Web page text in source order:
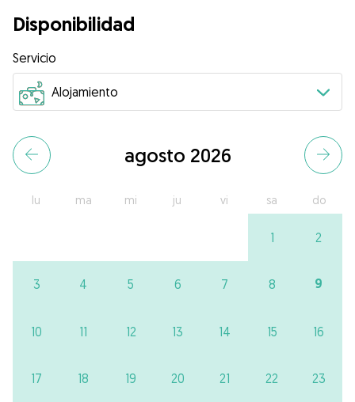
Disponibilidad
Servicio
agosto 2026
lu ma mi ju vi sa do
1 2
3 4 5 6 7 8 9
10 11 12 13 14 15 16
17 18 19 20 21 22 23